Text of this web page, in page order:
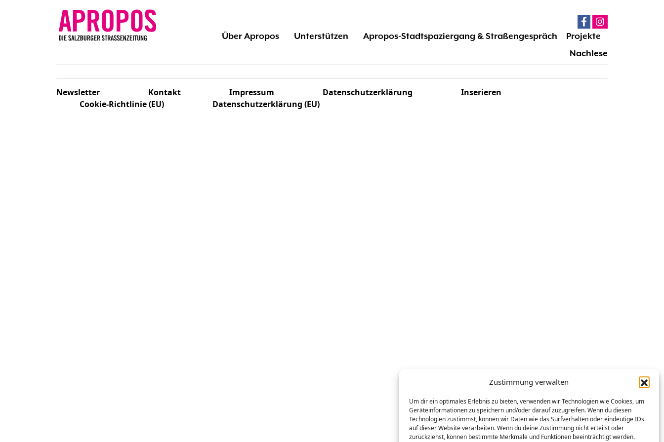
Zustimmung verwalten
Um dir ein optimales Erlebnis zu bieten, verwenden wir Technologien wie Cookies, um
Geräteinformationen zu speichern und/oder darauf zuzugreifen. Wenn du diesen
Technologien zustimmst, können wir Daten wie das Surfverhalten oder eindeutige IDs
auf dieser Website verarbeiten. Wenn du deine Zustimmung nicht erteilst oder
zurückziehst, können bestimmte Merkmale und Funktionen beeinträchtigt werden.
Über Apropos Unterstützen Apropos-Stadtspaziergang & Straßengespräch
Projekte
Nachlese
Newsletter Kontakt Impressum Datenschutzerklärung
Inserieren
Cookie-Richtlinie (EU)
Datenschutzerklärung (EU)